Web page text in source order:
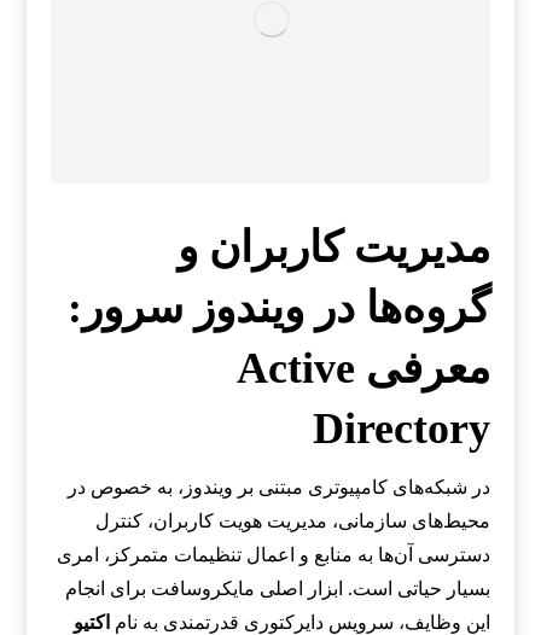
مدیریت کاربران و
گروه‌ها در ویندوز سرور:
معرفی Active
Directory
در شبکه‌های کامپیوتری مبتنی بر ویندوز، به خصوص در
محیط‌های سازمانی، مدیریت هویت کاربران، کنترل
دسترسی آن‌ها به منابع و اعمال تنظیمات متمرکز، امری
بسیار حیاتی است. ابزار اصلی مایکروسافت برای انجام
این وظایف، سرویس دایرکتوری قدرتمندی به نام اکتیو